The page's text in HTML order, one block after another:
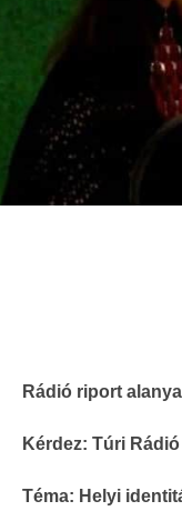
Rádió riport
Kérdez: Túri Rádió
Téma: Helyi